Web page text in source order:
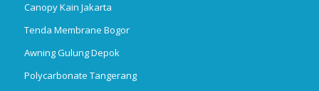
Canopy Kain Jakarta
Tenda Membrane Bogor
Awning Gulung Depok
Polycarbonate Tangerang